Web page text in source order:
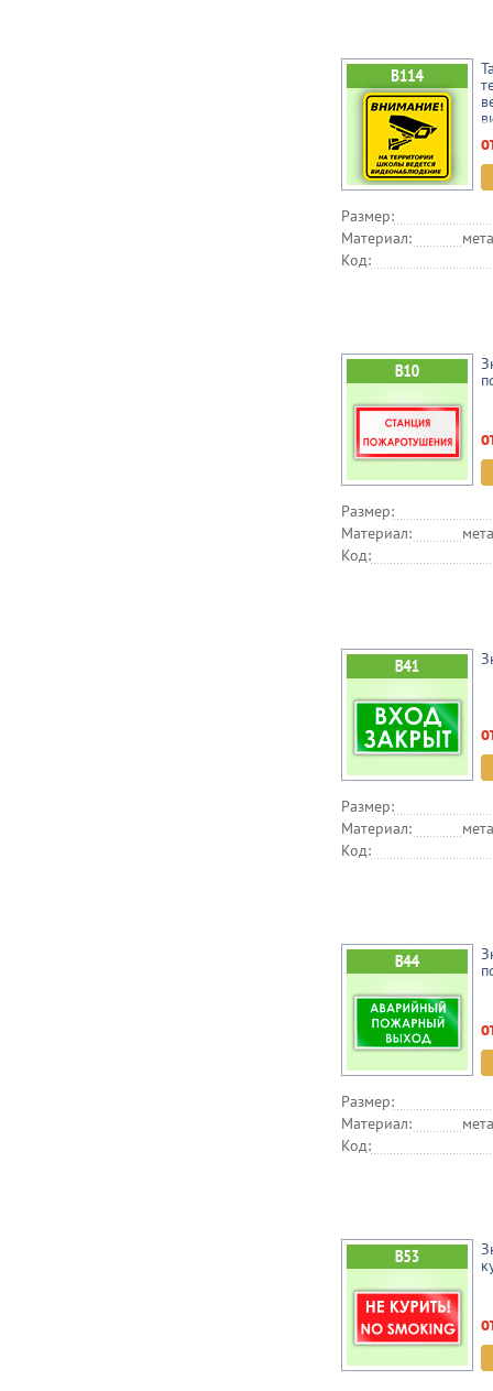
Размер:
Материал:
Код:
Размер:
Материал:
Код:
Размер:
Материал:
Код:
Размер:
Материал:
Код: